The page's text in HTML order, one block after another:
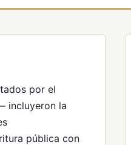
por el
incluyeron la
pública con